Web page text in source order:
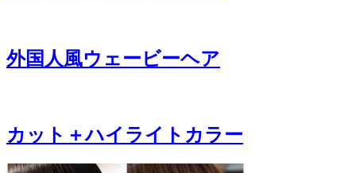
外国人風ウェービーヘア
カット＋ハイライトカラー